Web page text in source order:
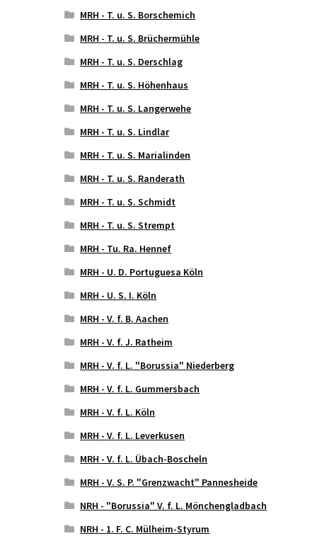
MRH - T. u. S. Borschemich
MRH - T. u. S. Brüchermühle
MRH - T. u. S. Derschlag
MRH - T. u. S. Höhenhaus
MRH - T. u. S. Langerwehe
MRH - T. u. S. Lindlar
MRH - T. u. S. Marialinden
MRH - T. u. S. Randerath
MRH - T. u. S. Schmidt
MRH - T. u. S. Strempt
MRH - Tu. Ra. Hennef
MRH - U. D. Portuguesa Köln
MRH - U. S. I. Köln
MRH - V. f. B. Aachen
MRH - V. f. J. Ratheim
MRH - V. f. L. "Borussia" Niederberg
MRH - V. f. L. Gummersbach
MRH - V. f. L. Köln
MRH - V. f. L. Leverkusen
MRH - V. f. L. Übach-Boscheln
MRH - V. S. P. "Grenzwacht" Pannesheide
NRH - "Borussia" V. f. L. Mönchengladbach
NRH - 1. F. C. Mülheim-Styrum